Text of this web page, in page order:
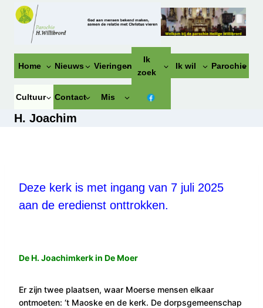
Doorgaan
naar
Home Nieuws Vieringen
Ik
zoek
Ik wil Parochie
Cultuur Contact Mis
H. Joachim
Deze kerk is met ingang van 7 juli 2025
aan de eredienst onttrokken.
De H. Joachimkerk in De Moer
Er zijn twee plaatsen, waar Moerse mensen elkaar
ontmoeten: ‘t Maoske en de kerk. De dorpsgemeenschap